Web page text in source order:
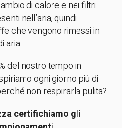
di calore e nei filtri
nell’aria, quindi
che vengono rimessi in
aria.
del nostro tempo in
ogni giorno più di
non respirarla pulita?
certifichiamo gli